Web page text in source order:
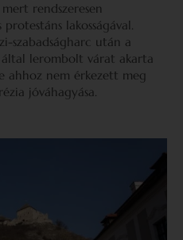
rendszeresen
lakosságával.
szabadságharc után a
lerombolt várat akarta
ahhoz nem érkezett meg
jóváhagyása.